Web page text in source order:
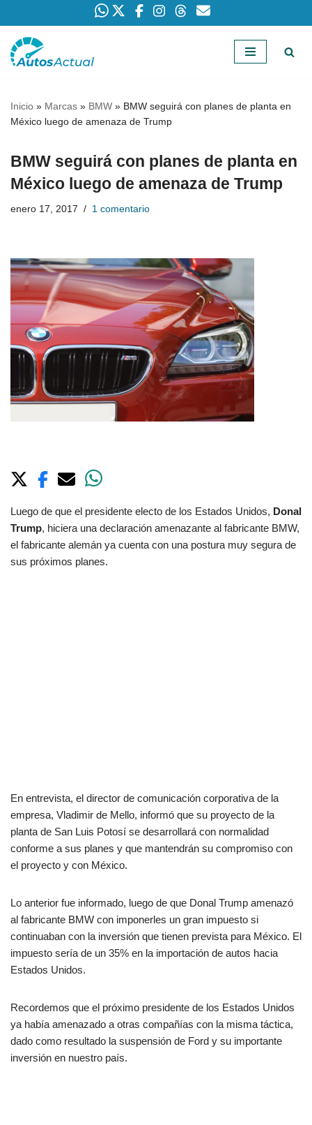
Saltar
Inicio » Marcas » BMW » BMW seguirá con planes de planta en
México luego de amenaza de Trump
BMW seguirá con planes de planta en
México luego de amenaza de Trump
enero 17, 2017 1 comentario
Luego de que el presidente electo de los Estados Unidos, Donal
Trump, hiciera una declaración amenazante al fabricante BMW,
el fabricante alemán ya cuenta con una postura muy segura de
sus próximos planes.
En entrevista, el director de comunicación corporativa de la
empresa, Vladimir de Mello, informó que su proyecto de la
planta de San Luis Potosí se desarrollará con normalidad
conforme a sus planes y que mantendrán su compromiso con
el proyecto y con México.
Lo anterior fue informado, luego de que Donal Trump amenazó
al fabricante BMW con imponerles un gran impuesto si
continuaban con la inversión que tienen prevista para México. El
impuesto sería de un 35% en la importación de autos hacia
Estados Unidos.
Recordemos que el próximo presidente de los Estados Unidos
ya había amenazado a otras compañías con la misma táctica,
dado como resultado la suspensión de Ford y su importante
inversión en nuestro país.